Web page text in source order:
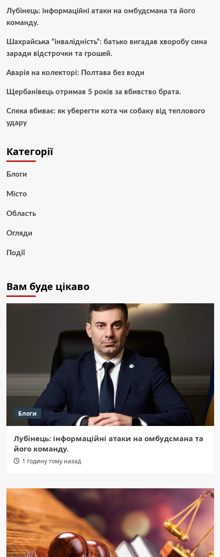
Лубінець: інформаційні атаки на омбудсмана та його
команду.
Шахрайська “інвалідність”: батько вигадав хворобу сина
заради відстрочки та грошей.
Аварія на колекторі: Полтава без води
Щербанівець отримав 5 років за вбивство брата.
Спека вбиває: як уберегти кота чи собаку від теплового
удару
Категорії
Блоги
Місто
Область
Огляди
Події
Вам буде цікаво
Блоги
Лубінець: інформаційні атаки на омбудсмана та
його команду.
1 годину тому назад